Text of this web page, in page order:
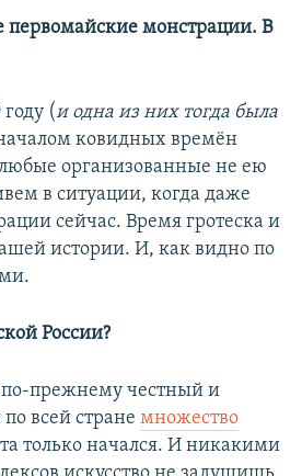
первомайские монстрации. В
(и одна из них тогда была
ковидных времён
организованные не ею
в ситуации, когда даже
сейчас. Время гротеска и
истории. И, как видно по
России?
по-прежнему честный и
всей странемножество
только начался. И никакими